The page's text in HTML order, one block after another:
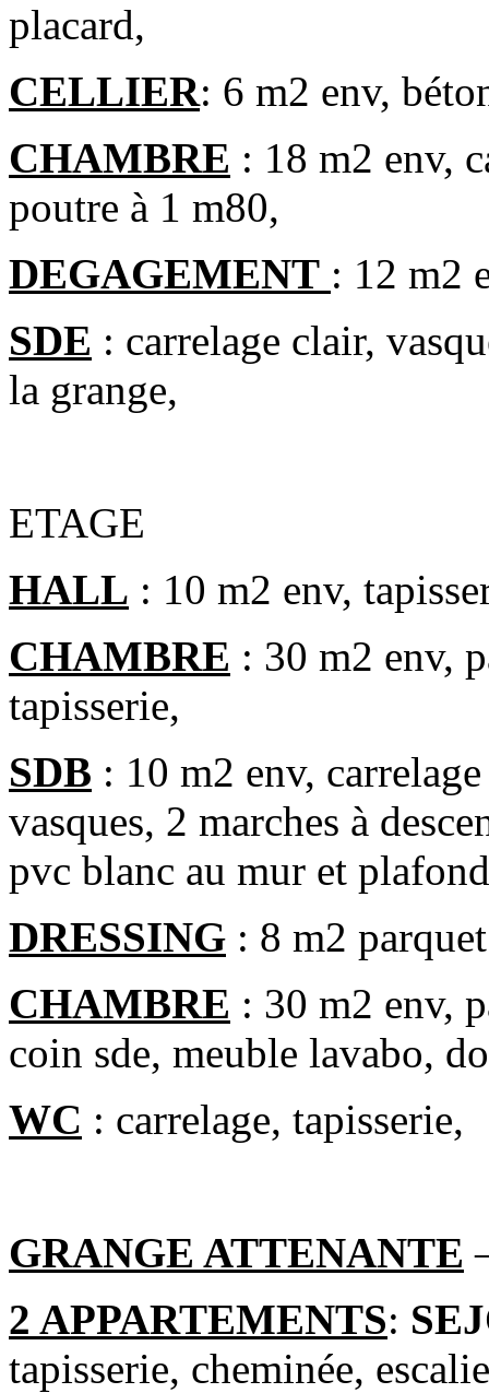
placard,
CELLIER: 6 m2 env,
CHAMBRE : 18 m2 env,
poutre à 1 m80,
DEGAGEMENT : 12 m2
SDE : carrelage clair,
la grange,
ETAGE
HALL : 10 m2 env,
CHAMBRE : 30 m2 env,
tapisserie,
SDB : 10 m2 env,
vasques, 2 marches à
pvc blanc au mur et
DRESSING : 8 m2
CHAMBRE : 30 m2 env,
coin sde, meuble lavabo,
WC : carrelage, tapisserie,
GRANGE ATTENANTE
2 APPARTEMENTS:
tapisserie, cheminée,